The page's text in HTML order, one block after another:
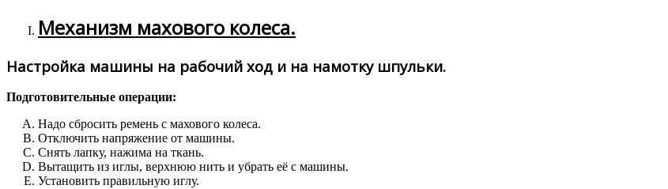
Механизм махового колеса.
Настройка машины на рабочий ход и на намотку шпульки.
Подготовительные операции:
Надо сбросить ремень с махового колеса.
Отключить напряжение от машины.
Снять лапку, нажима на ткань.
Вытащить из иглы, верхнюю нить и убрать её с машины.
Установить правильную иглу.